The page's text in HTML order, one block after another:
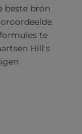
beste bron
te
Hill's